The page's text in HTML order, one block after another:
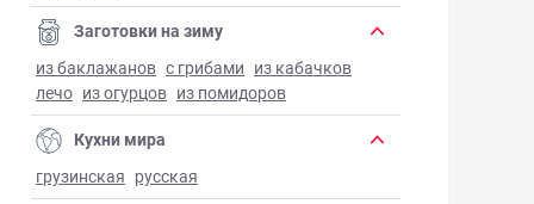
Заготовки на зиму
из баклажанов с грибами из кабачков
лечо из огурцов из помидоров
Кухни мира
грузинская русская